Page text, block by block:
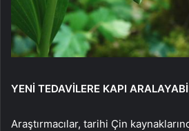
YENİ TEDAVİLERE KAPI
Araştırmacılar, tarihi Çin